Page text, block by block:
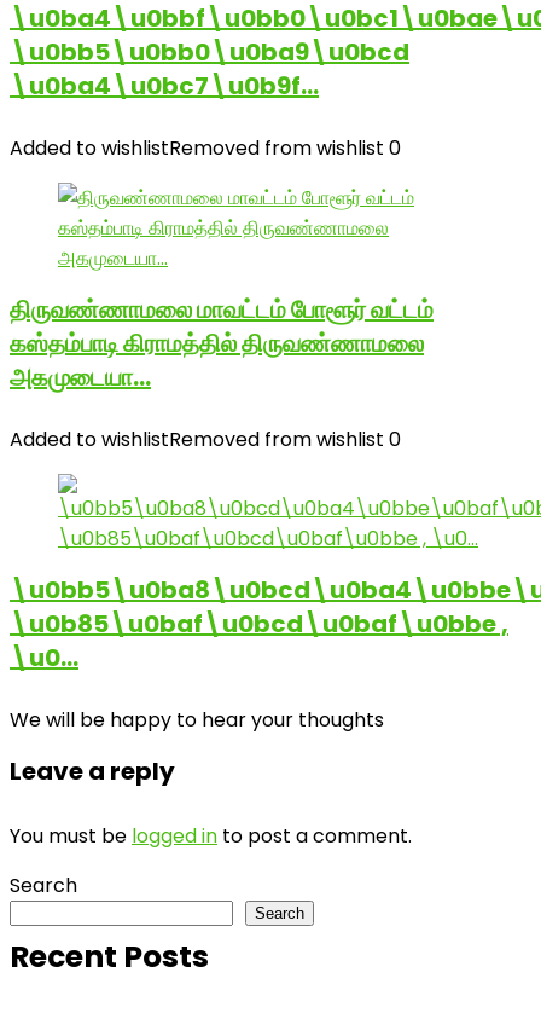
\u0bb5\u0bb0\u0ba9\u0bcd
\u0ba4\u0bc7\u0b9f…
Added to wishlistRemoved from wishlist 0
திருவண்ணாமலை மாவட்டம் போளூர் வட்டம்
கஸ்தம்பாடி கிராமத்தில் திருவண்ணாமலை
அகமுடையா…
Added to wishlistRemoved from wishlist 0
\u0b85\u0baf\u0bcd\u0baf\u0bbe ,
\u0…
We will be happy to hear your thoughts
Leave a reply
You must be logged in to post a comment.
Search
Search
Recent Posts